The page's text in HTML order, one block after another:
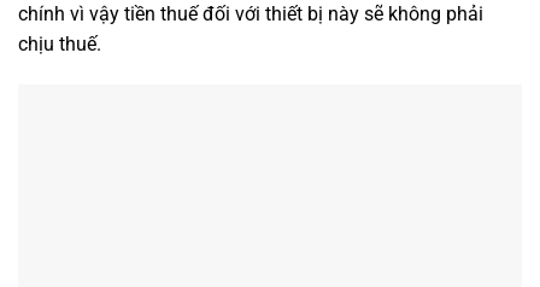
chính vì vậy tiền thuế đối với thiết bị này sẽ không phải
chịu thuế.